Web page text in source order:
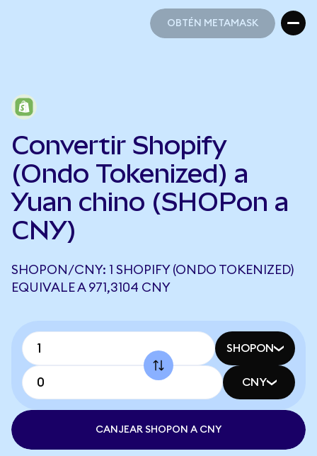
OBTÉN METAMASK
Convertir Shopify
(Ondo Tokenized) a
Yuan chino (SHOPon a
CNY)
SHOPON/CNY: 1 SHOPIFY (ONDO TOKENIZED)
EQUIVALE A 971,3104 CNY
SHOPON
CNY
CANJEAR SHOPON A CNY